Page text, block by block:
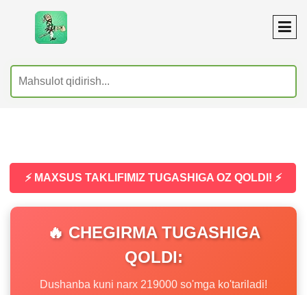
⚡ MAXSUS TAKLIFIMIZ TUGASHIGA OZ QOLDI! ⚡
🔥 CHEGIRMA TUGASHIGA
QOLDI:
Dushanba kuni narx 219000 so'mga ko'tariladi!